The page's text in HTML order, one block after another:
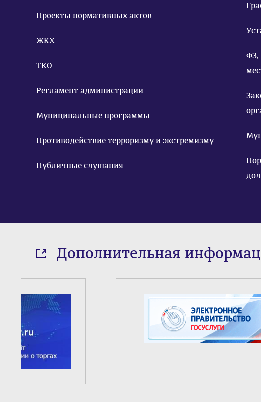
Проекты нормативных актов
ЖКХ
ТКО
Регламент администрации
Муниципальные программы
Противодействие терроризму и экстремизму
Публичные слушания
ФЗ,
Дополнительная